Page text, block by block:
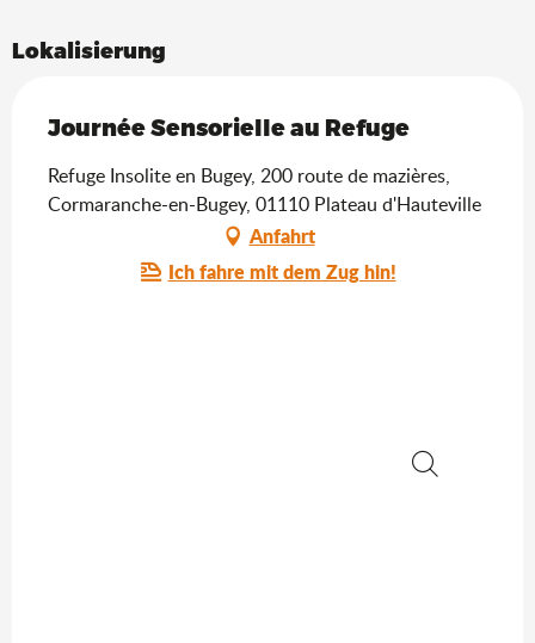
Lokalisierung
Journée Sensorielle au Refuge
Refuge Insolite en Bugey, 200 route de mazières,
Cormaranche-en-Bugey, 01110 Plateau d'Hauteville
Anfahrt
Ich fahre mit dem Zug hin!